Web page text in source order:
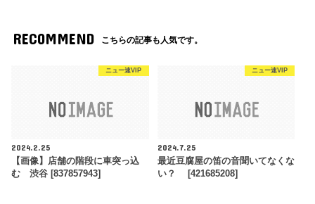
RECOMMEND こちらの記事も人気です。
ニュー速VIP
2024.2.25
【画像】店舗の階段に車突っ込
む 渋谷 [837857943]
ニュー速VIP
2024.7.25
最近豆腐屋の笛の音聞いてなくな
い？ [421685208]